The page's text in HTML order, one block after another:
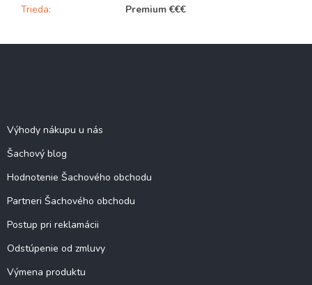
Trieda: Premium €€€
Výhody nákupu u nás
Šachový blog
Hodnotenie Šachového obchodu
Partneri Šachového obchodu
Postup pri reklamácii
Odstúpenie od zmluvy
Výmena produktu